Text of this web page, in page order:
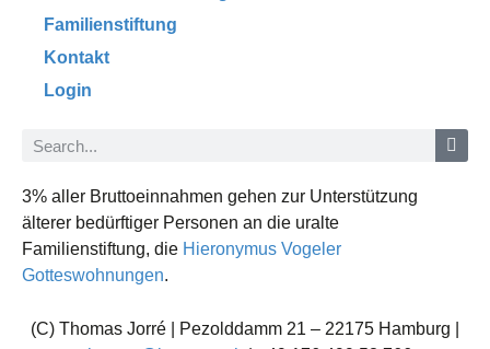
Familienstiftung
Kontakt
Login
3% aller Bruttoeinnahmen gehen zur Unterstützung
älterer bedürftiger Personen an die uralte
Familienstiftung, die Hieronymus Vogeler
Gotteswohnungen.
(C) Thomas Jorré | Pezolddamm 21 – 22175 Hamburg |